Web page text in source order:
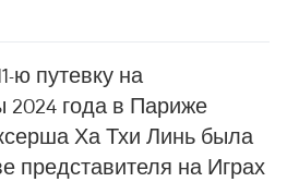
ю путевку на
года в Париже
Ха Тхи Линь была
представителя на Играх